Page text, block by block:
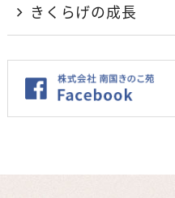
きくらげの成長